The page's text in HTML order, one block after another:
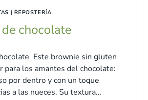
| REPOSTERÍA
chocolate
Este brownie sin gluten
para los amantes del chocolate:
por dentro y con un toque
a las nueces. Su textura…